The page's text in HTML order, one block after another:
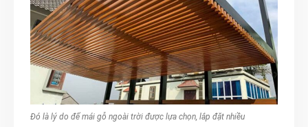
Đó là lý do để mái gỗ ngoài trời được lựa chọn, lắp đặt nhiều